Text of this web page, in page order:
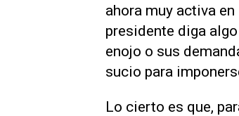
ahora muy activa
presidente diga
enojo o sus
sucio para
Lo cierto es que,